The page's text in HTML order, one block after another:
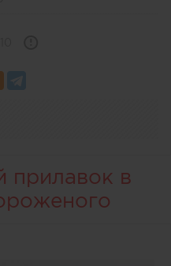
прилавок в